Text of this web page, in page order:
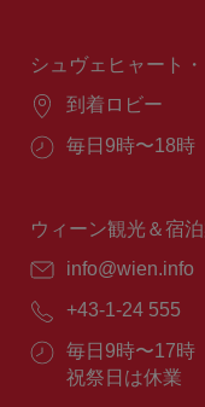
間：
シュヴェヒャート
場
到着ロビー
営
間：
毎日9時〜18時
ウィーン観光＆宿
E
ー
ル：
info@wien.info
電
番
号：
+43-1-24 555
営
業
毎日9時〜17時
祝祭日は休業